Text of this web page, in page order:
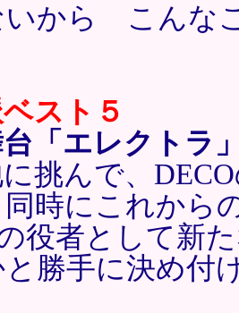
いから こんな
スト５
台「エレクトラ
挑んで、
同時にこれから
役者として新
勝手に決め付